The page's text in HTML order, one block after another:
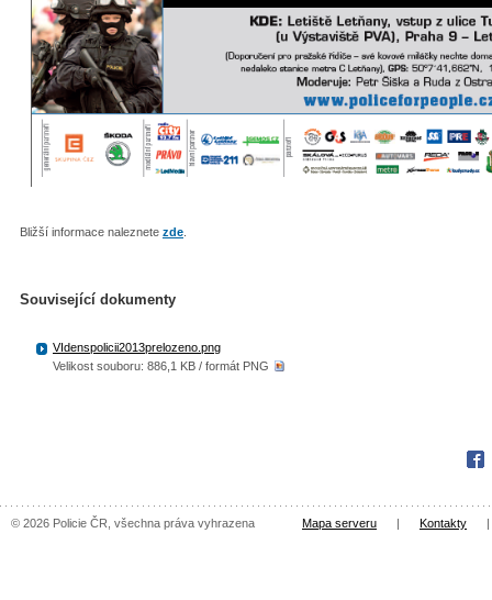
Bližší informace naleznete zde
Související dokumenty
VIdenspolicii2013prelozeno.png
Velikost souboru: 886,1 KB / formát PNG
© 2026 Policie ČR, všechna práva vyhrazena Mapa serveru Kontakty